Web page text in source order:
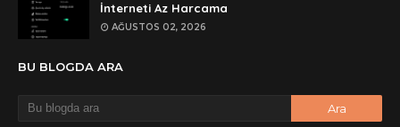
İnterneti Az Harcama
AĞUSTOS 02, 2026
BU BLOGDA ARA